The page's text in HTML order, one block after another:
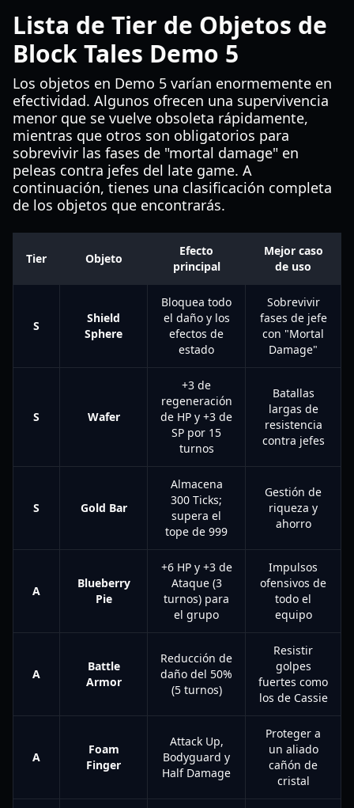
Lista de Tier de Objetos de
Block Tales Demo 5
Los objetos en Demo 5 varían enormemente en
efectividad. Algunos ofrecen una supervivencia
menor que se vuelve obsoleta rápidamente,
mientras que otros son obligatorios para
sobrevivir las fases de "mortal damage" en
peleas contra jefes del late game. A
continuación, tienes una clasificación completa
de los objetos que encontrarás.
Tier Objeto
Efecto
principal
Mejor caso
de uso
S
Shield
Sphere
Bloquea todo
el daño y los
efectos de
estado
Sobrevivir
fases de jefe
con "Mortal
Damage"
S Wafer
+3 de
regeneración
de HP y +3 de
SP por 15
turnos
Batallas
largas de
resistencia
contra jefes
S Gold Bar
Almacena
300 Ticks;
supera el
tope de 999
Gestión de
riqueza y
ahorro
A
Blueberry
Pie
+6 HP y +3 de
Ataque (3
turnos) para
el grupo
Impulsos
ofensivos de
todo el
equipo
A
Battle
Armor
Reducción de
daño del 50%
(5 turnos)
Resistir
golpes
fuertes como
los de Cassie
A
Foam
Finger
Attack Up,
Bodyguard y
Half Damage
Proteger a
un aliado
cañón de
cristal